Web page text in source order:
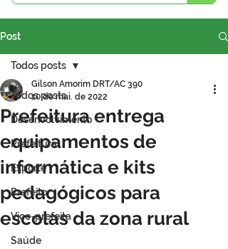
Post
Todos posts
Desenvolvimento
Prefeitura
Esporte
Prefeito
Vice-prefeita
Saúde
Todos posts
Prefeitura entrega
equipamentos de
informática e kits
pedagógicos para
escolas da zona rural
Gilson Amorim DRT/AC 390
10 de mai. de 2022